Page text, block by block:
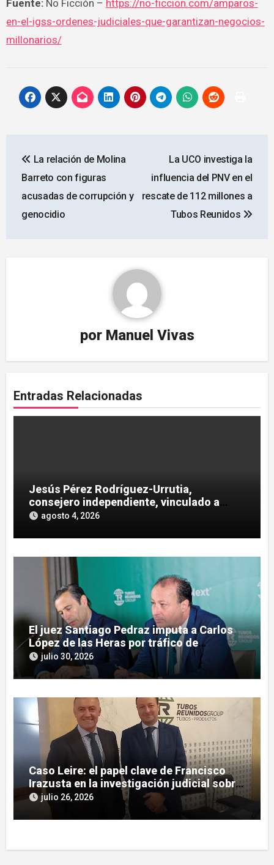
Fuente:No Ficción – https://no-ficcion.com/amparos-
en-el-igss-ordenes-judiciales-que-garantizan-negocios-
millonarios/
de
entradas
La relación de Molina
Barreto con figuras
acusadas de corrupción y
genocidio
La UCO investiga la
influencia del PNV en el
rescate de 112 millones a
Tubos Reunidos
por Manuel Vivas
Entradas Relacionadas
Jesús Pérez Rodríguez-Urrutia,
consejero independiente, vinculado a
maniobras en el rescate de Tubos
agosto 4, 2026
El juez Santiago Pedraz imputa a Carlos
López de las Heras por tráfico de
influencias en el caso Leire
julio 30, 2026
Caso Leire: el papel clave de Francisco
Irazusta en la investigación judicial sobre
Tubos Reunidos
julio 26, 2026